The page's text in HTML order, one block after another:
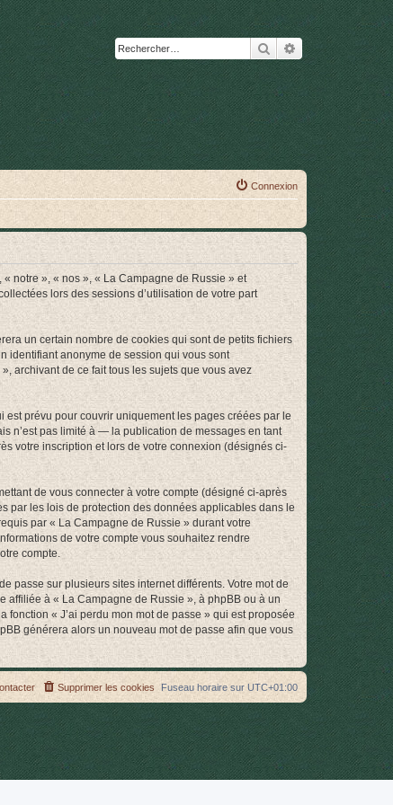
RechercherRecherche
Connexion
notre », « nos », « La Campagne de Russie » et
lors des sessions d’utilisation de votre part
un certain nombre de cookies qui sont de petits fichiers
identifiant anonyme de session qui vous sont
archivant de ce fait tous les sujets que vous avez
prévu pour couvrir uniquement les pages créées par le
n’est pas limité à — la publication de messages en tant
votre inscription et lors de votre connexion (désignés ci-
de vous connecter à votre compte (désigné ci-après
par les lois de protection des données applicables dans le
par « La Campagne de Russie » durant votre
de votre compte vous souhaitez rendre
compte.
passe sur plusieurs sites internet différents. Votre mot de
affiliée à « La Campagne de Russie », à phpBB ou à un
« J’ai perdu mon mot de passe » qui est proposée
générera alors un nouveau mot de passe afin que vous
Fuseau horaire sur UTC+01:00
Supprimer les cookies